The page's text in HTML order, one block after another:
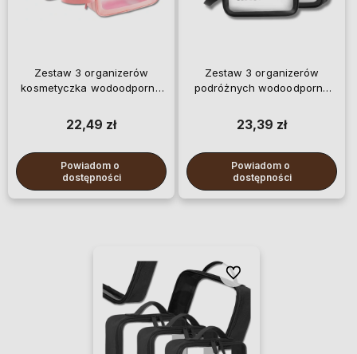
Zestaw 3 organizerów
kosmetyczka wodoodporna
22,49 zł
Powiadom o
dostępności
Zestaw 3 organizerów
podróżnych wodoodporne
23,39 zł
Powiadom o
dostępności
Do ulubionych